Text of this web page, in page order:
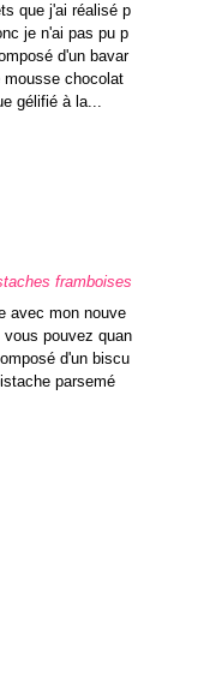
que j'ai réalisé p
je n'ai pas pu p
d'un bavar
mousse chocolat
gélifié à la...
framboises
avec mon nouve
pouvez quan
d'un biscu
parsemé